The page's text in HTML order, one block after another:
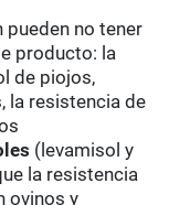
no tener
producto: la
de piojos,
la resistencia de
(levamisol y
la resistencia
ovinos y